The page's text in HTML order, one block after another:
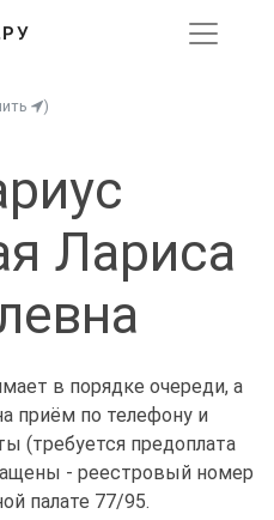
)
Лариса
в порядке очереди, а
приём по телефону и
(требуется предоплата
- реестровый номер
палате 77/95.